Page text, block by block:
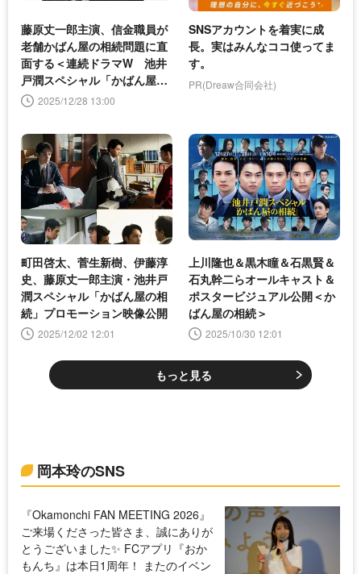
藤原丈一郎主演、信金職員が
老舗かばん屋の相続問題に直
面する＜連続ドラマW 池井
戸潤スペシャル「かばん屋の
相続」第4話＞
2025/12/28 13:00
SNSアカウントを着実に成
長。実はみんなココ使ってま
す。
PR(Dreaw合同会社)
町田啓太、菅生新樹、伊藤淳
史、藤原丈一郎主演・池井戸
潤スペシャル「かばん屋の相
続」プロモーション映像公開
2025/12/02 12:01
上川隆也＆黒木瞳＆石黒賢＆
石丸幹二らオールキャスト＆
ポスタービジュアル公開＜か
ばん屋の相続＞
2025/10/30 12:01
もっと見る
岡本玲のSNS
『Okamonchi FAN MEETING 2026』
ご来場くださった皆さま、誠にありが
とうございました✨️ FCアプリ『おか
もんち』は本日1周年！ またのイベン